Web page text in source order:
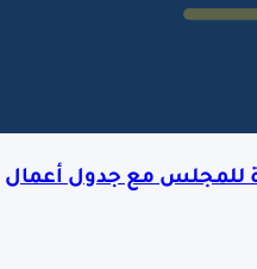
للمجلس مع جدول أعمال